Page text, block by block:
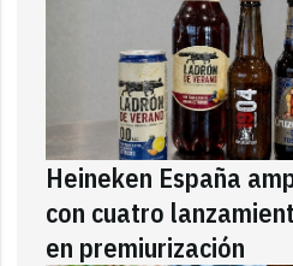
Heineken España
con cuatro
en premiurización